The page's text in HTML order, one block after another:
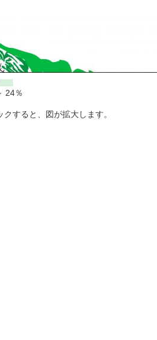
24％
すると、図が拡大します。